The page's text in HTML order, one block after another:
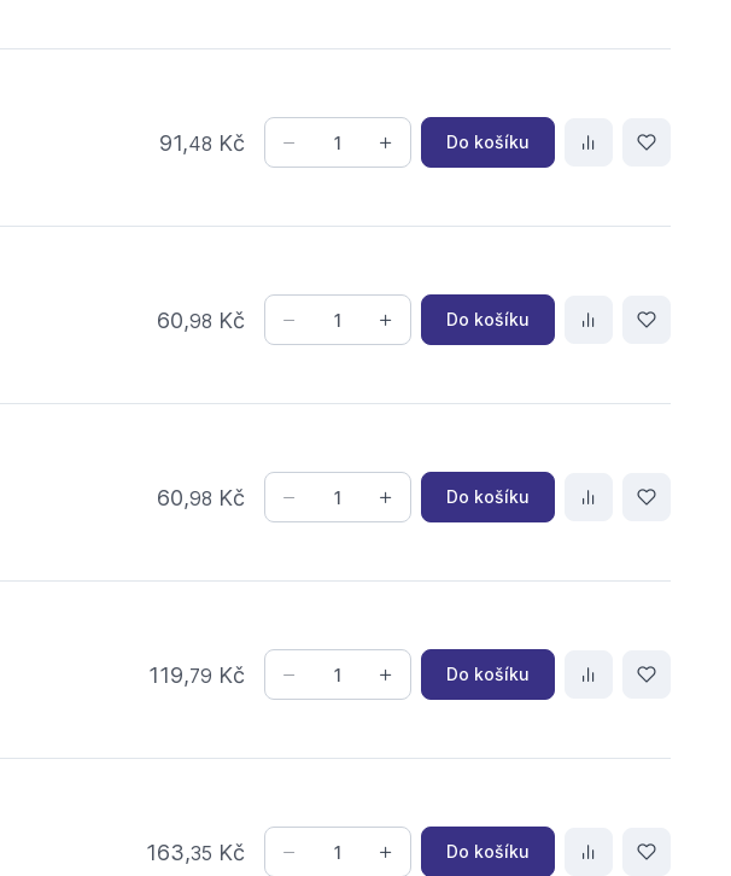
91,48 Kč Do košíku
60,98 Kč Do košíku
60,98 Kč Do košíku
119,79 Kč Do košíku
163,35 Kč Do košíku